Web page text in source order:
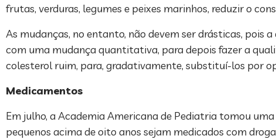
frutas, verduras, legumes e peixes marinhos, reduzir o
As mudanças, no entanto, não devem ser drásticas, pois
com uma mudança quantitativa, para depois fazer a
colesterol ruim, para, gradativamente, substituí-los por
Medicamentos
Em julho, a Academia Americana de Pediatria tomou
pequenos acima de oito anos sejam medicados com